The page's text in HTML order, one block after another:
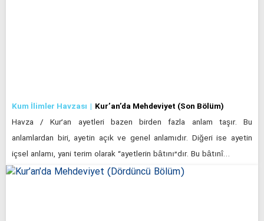
Kum İlimler Havzası Kur’an’da Mehdeviyet (Son Bölüm)
Havza / Kur’an ayetleri bazen birden fazla anlam taşır. Bu
anlamlardan biri, ayetin açık ve genel anlamıdır. Diğeri ise ayetin
içsel anlamı, yani terim olarak “ayetlerin bâtını”dır. Bu bâtınî…